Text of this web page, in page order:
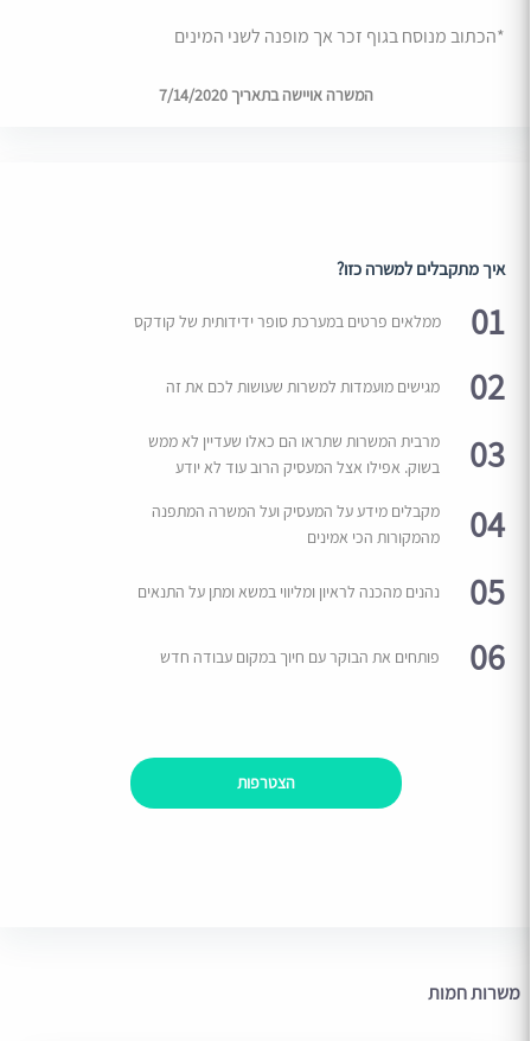
*הכתוב מנוסח בגוף זכר אך מופנה לשני המינים
המשרה אויישה בתאריך 7/14/2020
איך מתקבלים למשרה כזו?
01 ממלאים פרטים במערכת סופר ידידותית של קודקס
02 מגישים מועמדות למשרות שעושות לכם את זה
03
מרבית המשרות שתראו הם כאלו שעדיין לא ממש
בשוק. אפילו אצל המעסיק הרוב עוד לא יודע
04
מקבלים מידע על המעסיק ועל המשרה המתפנה
מהמקורות הכי אמינים
05 נהנים מהכנה לראיון ומליווי במשא ומתן על התנאים
06 פותחים את הבוקר עם חיוך במקום עבודה חדש
הצטרפות
משרות חמות